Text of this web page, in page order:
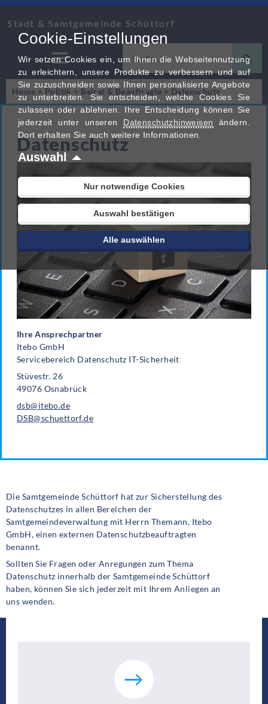
Stadt & Samtgemeinde Schüttorf
Home > Politik > Beirat & Beauftragte > Datenschutz
Datenschutz
Ihre Ansprechpartner
Itebo GmbH
Servicebereich Datenschutz IT-Sicherheit
Stüvestr. 26
49076 Osnabrück
dsb@itebo.de
DSB@schuettorf.de
Die Samtgemeinde Schüttorf hat zur Sicherstellung des
Datenschutzes in allen Bereichen der
Samtgemeindeverwaltung mit Herrn Themann, Itebo
GmbH, einen externen Datenschutzbeauftragten
benannt.
Sollten Sie Fragen oder Anregungen zum Thema
Datenschutz innerhalb der Samtgemeinde Schüttorf
haben, können Sie sich jederzeit mit Ihrem Anliegen an
uns wenden.
Cookie-Einstellungen
Wir setzen Cookies ein, um Ihnen die Webseitennutzung
zu erleichtern, unsere Produkte zu verbessern und auf
Sie zuzuschneiden sowie Ihnen personalisierte Angebote
zu unterbreiten. Sie entscheiden, welche Cookies Sie
zulassen oder ablehnen. Ihre Entscheidung können Sie
jederzeit unter unseren Datenschutzhinweisen ändern.
Dort erhalten Sie auch weitere Informationen.
Auswahl
Nur notwendige Cookies
Auswahl bestätigen
Alle auswählen